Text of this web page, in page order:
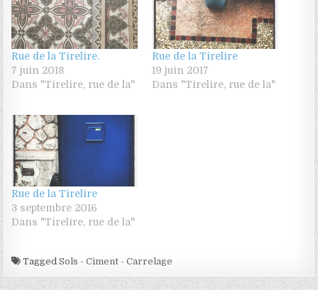
Rue de la Tirelire.
7 juin 2018
Dans "Tirelire, rue de la"
Rue de la Tirelire
19 juin 2017
Dans "Tirelire, rue de la"
Rue de la Tirelire
3 septembre 2016
Dans "Tirelire, rue de la"
TaggedSols - Ciment - Carrelage